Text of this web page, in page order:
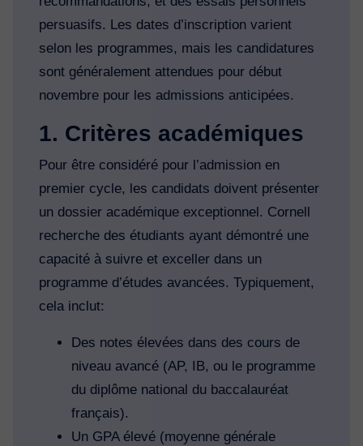
persuasifs. Les dates d’inscription varient
selon les programmes, mais les candidatures
sont généralement attendues pour début
novembre pour les admissions anticipées.
1. Critères académiques
Pour être considéré pour l’admission en
premier cycle, les candidats doivent présenter
un dossier académique exceptionnel. Cornell
recherche des étudiants ayant démontré une
capacité à suivre et exceller dans un
programme d’études avancées. Typiquement,
cela inclut:
Des notes élevées dans des cours de
niveau avancé (AP, IB, ou le programme
du diplôme national du baccalauréat
français).
Un GPA élevé (moyenne générale